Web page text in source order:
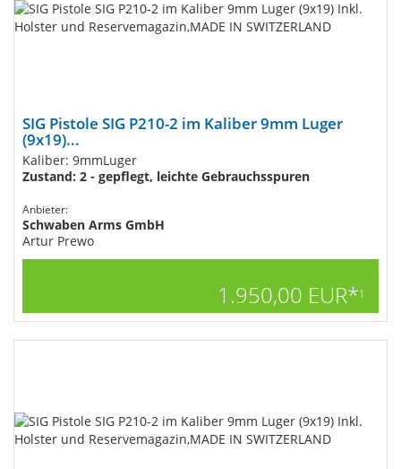
SIG Pistole SIG P210-2 im Kaliber 9mm Luger
(9x19)...
Kaliber: 9mmLuger
Zustand: 2 - gepflegt, leichte Gebrauchsspuren
Anbieter:
Schwaben Arms GmbH
Artur Prewo
1.950,00 EUR*1